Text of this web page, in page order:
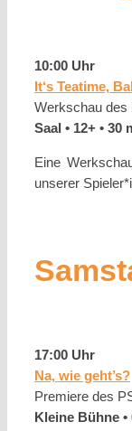
10:00 Uhr
It‘s Teatime,
Werkschau des
Saal • 12+ • 30
Eine
unserer
17:00 Uhr
Na, wie geht’s?
Premiere des
Kleine Bühne •